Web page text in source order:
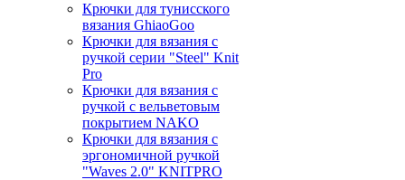
Крючки для тунисского
вязания GhiaoGoo
Крючки для вязания с
ручкой серии "Steel" Knit
Pro
Крючки для вязания с
ручкой с вельветовым
покрытием NAKO
Крючки для вязания с
эргономичной ручкой
"Waves 2.0" KNITPRO